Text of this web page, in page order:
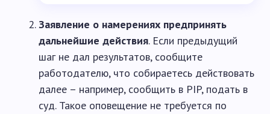
Заявление о намерениях предпринять
дальнейшие действия. Если предыдущий
шаг не дал результатов, сообщите
работодателю, что собираетесь действовать
далее – например, сообщить в PIP, подать в
суд. Такое оповещение не требуется по